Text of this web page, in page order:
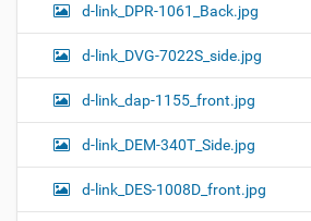
d-link_DPR-1061_Back.jpg
d-link_DVG-7022S_side.jpg
d-link_dap-1155_front.jpg
d-link_DEM-340T_Side.jpg
d-link_DES-1008D_front.jpg